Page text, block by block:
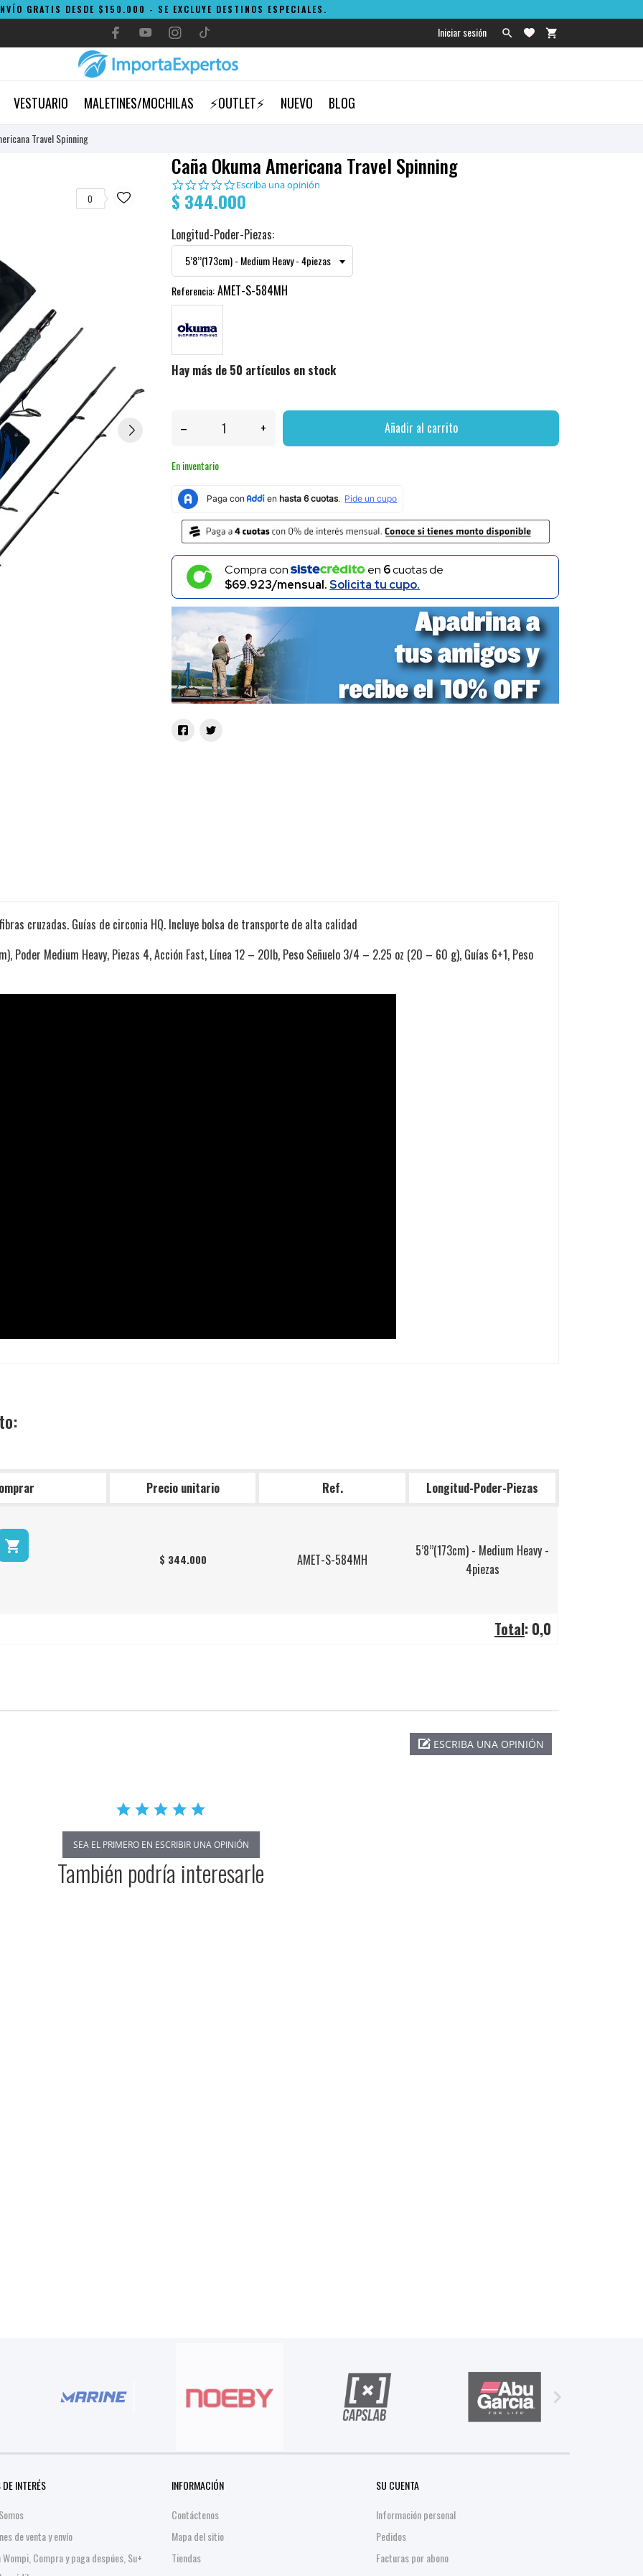
GRATIS DESDE $150.000 - SE EXCLUYE DESTINOS ESPECIALES.
Iniciar sesión  shopping_cart
VESTUARIO MALETINES/MOCHILAS ⚡OUTLET⚡ NUEVO BLOG
Travel Spinning
0
Caña Okuma Americana Travel Spinning
0.0
star
rating
Escriba una opinión
$ 344.000
Longitud-Poder-Piezas:
Referencia:AMET-S-584MH
Hay más de 50 artículos en stock
– + Añadir al carrito
En inventario
Compra con en 6cuotas de
$69.923/mensual.Solicita tu cupo.
cruzadas. Guías de circonia HQ. Incluye bolsa de transporte de alta calidad
Poder Medium Heavy, Piezas 4, Acción Fast, Línea 12 – 20lb, Peso Señuelo 3/4 – 2.25 oz (20 – 60 g), Guías 6+1, Peso
Precio unitario Ref. Longitud-Poder-Piezas

$ 344.000 AMET-S-584MH
5’8’’(173cm) - Medium Heavy -
4piezas
Total: 0,0
ESCRIBA UNA OPINIÓN
SEA EL PRIMERO EN ESCRIBIR UNA OPINIÓN
También podría interesarle

INTERÉS
de venta y envío
Wompi, Compra y paga despúes, Su+
INFORMACIÓN
Contáctenos
Mapa del sitio
Tiendas
SU CUENTA
Información personal
Pedidos
Facturas por abono